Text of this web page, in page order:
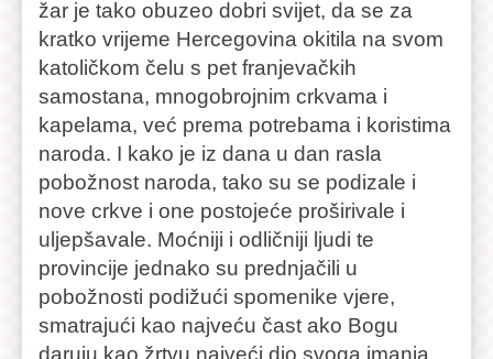
žar je tako obuzeo dobri svijet, da se za
kratko vrijeme Hercegovina okitila na svom
katoličkom čelu s pet franjevačkih
samostana, mnogobrojnim crkvama i
kapelama, već prema potrebama i koristima
naroda. I kako je iz dana u dan rasla
pobožnost naroda, tako su se podizale i
nove crkve i one postojeće proširivale i
uljepšavale. Moćniji i odličniji ljudi te
provincije jednako su prednjačili u
pobožnosti podižući spomenike vjere,
smatrajući kao najveću čast ako Bogu
daruju kao žrtvu najveći dio svoga imanja,